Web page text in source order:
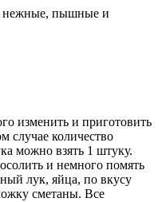
нежные, пышные и
изменить и приготовить
случае количество
можно взять 1 штуку.
и немного помять
лук, яйца, по вкусу
сметаны. Все